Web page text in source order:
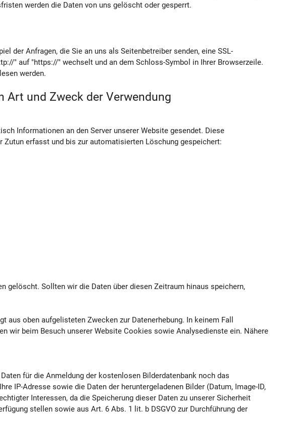
werden die Daten von uns gelöscht oder gesperrt.
der Anfragen, die Sie an uns als Seitenbetreiber senden, eine SSL-
" auf "https://" wechselt und an dem Schloss-Symbol in Ihrer Browserzeile.
werden.
Art und Zweck der Verwendung
Informationen an den Server unserer Website gesendet. Diese
erfasst und bis zur automatisierten Löschung gespeichert:
gelöscht. Sollten wir die Daten über diesen Zeitraum hinaus speichern,
oben aufgelisteten Zwecken zur Datenerhebung. In keinem Fall
wir beim Besuch unserer Website Cookies sowie Analysedienste ein. Nähere
für die Anmeldung der kostenlosen Bilderdatenbank noch das
IP-Adresse sowie die Daten der heruntergeladenen Bilder (Datum, Image-ID,
Interessen, da die Speicherung dieser Daten zu unserer Sicherheit
stellen sowie aus Art. 6 Abs. 1 lit. b DSGVO zur Durchführung der